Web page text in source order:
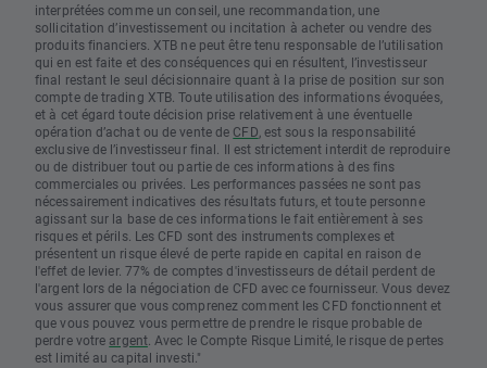
interprétées comme un conseil, une recommandation, une
sollicitation d’investissement ou incitation à acheter ou vendre des
produits financiers. XTB ne peut être tenu responsable de l’utilisation
qui en est faite et des conséquences qui en résultent, l’investisseur
final restant le seul décisionnaire quant à la prise de position sur son
compte de trading XTB. Toute utilisation des informations évoquées,
et à cet égard toute décision prise relativement à une éventuelle
opération d’achat ou de vente de CFD, est sous la responsabilité
exclusive de l’investisseur final. Il est strictement interdit de reproduire
ou de distribuer tout ou partie de ces informations à des fins
commerciales ou privées. Les performances passées ne sont pas
nécessairement indicatives des résultats futurs, et toute personne
agissant sur la base de ces informations le fait entièrement à ses
risques et périls. Les CFD sont des instruments complexes et
présentent un risque élevé de perte rapide en capital en raison de
l'effet de levier. 77% de comptes d'investisseurs de détail perdent de
l'argent lors de la négociation de CFD avec ce fournisseur. Vous devez
vous assurer que vous comprenez comment les CFD fonctionnent et
que vous pouvez vous permettre de prendre le risque probable de
perdre votre argent. Avec le Compte Risque Limité, le risque de pertes
est limité au capital investi."